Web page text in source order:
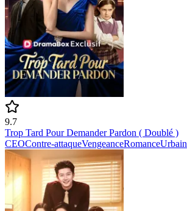
9.7
Trop Tard Pour Demander Pardon ( Doublé )
CEOContre-attaqueVengeanceRomanceUrbain